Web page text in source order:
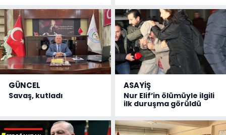
GÜNCEL
Savaş, kutladı
ASAYİŞ
Nur Elif’in ölümüyle ilgili
ilk duruşma görüldü